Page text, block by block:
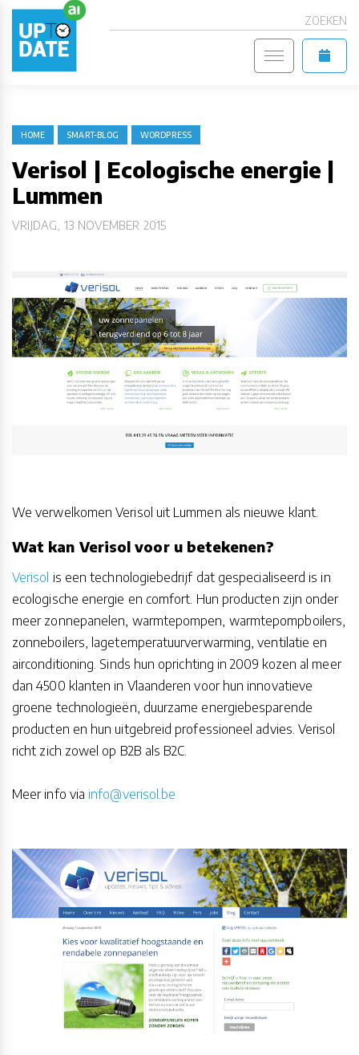
ZOEKEN
HOME SMART-BLOG WORDPRESS
Verisol | Ecologische energie |
Lummen
VRIJDAG, 13 NOVEMBER 2015
We verwelkomen Verisol uit Lummen als nieuwe klant.
Wat kan Verisol voor u betekenen?
Verisol is een technologiebedrijf dat gespecialiseerd is in
ecologische energie en comfort. Hun producten zijn onder
meer zonnepanelen, warmtepompen, warmtepompboilers,
zonneboilers, lagetemperatuurverwarming, ventilatie en
airconditioning. Sinds hun oprichting in 2009 kozen al meer
dan 4500 klanten in Vlaanderen voor hun innovatieve
groene technologieën, duurzame energiebesparende
producten en hun uitgebreid professioneel advies. Verisol
richt zich zowel op B2B als B2C.
Meer info via info@verisol.be